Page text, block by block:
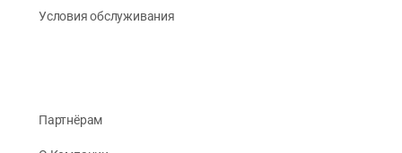
Условия обслуживания
Партнёрам